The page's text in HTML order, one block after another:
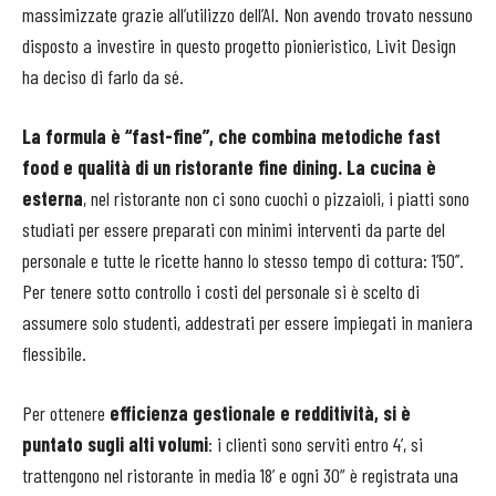
massimizzate grazie all’utilizzo dell’AI. Non avendo trovato nessuno
disposto a investire in questo progetto pionieristico, Livit Design
ha deciso di farlo da sé.
La formula è “fast-fine”, che combina metodiche fast
food e qualità di un ristorante fine dining. La cucina è
esterna, nel ristorante non ci sono cuochi o pizzaioli, i piatti sono
studiati per essere preparati con minimi interventi da parte del
personale e tutte le ricette hanno lo stesso tempo di cottura: 1’50’’.
Per tenere sotto controllo i costi del personale si è scelto di
assumere solo studenti, addestrati per essere impiegati in maniera
flessibile.
Per ottenere efficienza gestionale e redditività, si è
puntato sugli alti volumi: i clienti sono serviti entro 4’, si
trattengono nel ristorante in media 18’ e ogni 30” è registrata una